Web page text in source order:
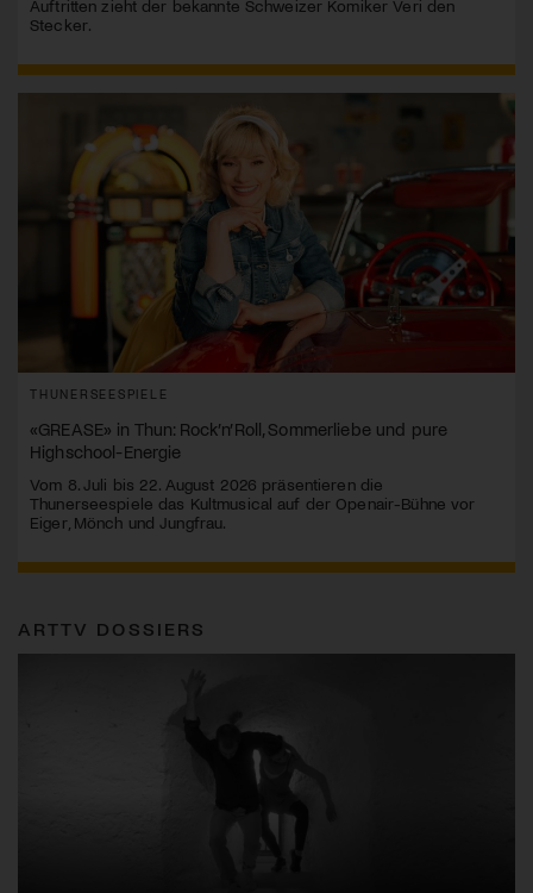
Auftritten zieht der bekannte Schweizer Komiker Veri den
Stecker.
THUNERSEESPIELE
«GREASE» in Thun: Rock’n’Roll, Sommerliebe und pure
Highschool-Energie
Vom 8. Juli bis 22. August 2026 präsentieren die
Thunerseespiele das Kultmusical auf der Openair-Bühne vor
Eiger, Mönch und Jungfrau.
ARTTV DOSSIERS